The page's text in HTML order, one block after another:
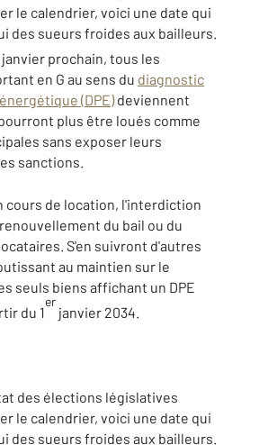
le calendrier, voici une date qui
des sueurs froides aux bailleurs.
janvier prochain, tous les
en G au sens du diagnostic
(DPE)deviennent
plus être loués comme
sans exposer leurs
sanctions.
cours de location, l'interdiction
du bail ou du
S'en suivront d'autres
au maintien sur le
seuls biens affichant un DPE
du 1
er
janvier 2034.
des élections législatives
le calendrier, voici une date qui
des sueurs froides aux bailleurs.